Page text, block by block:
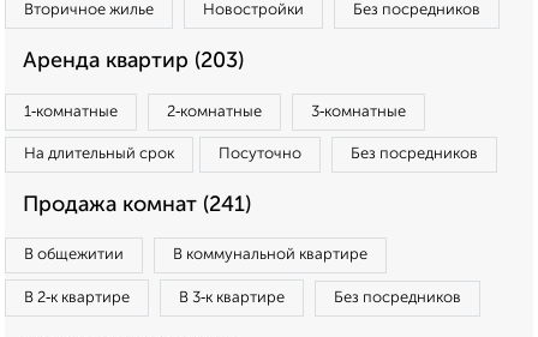
Вторичное жилье Новостройки Без посредников
Аренда квартир (203)
1‑комнатные 2‑комнатные 3‑комнатные
На длительный срок Посуточно Без посредников
Продажа комнат (241)
В общежитии В коммунальной квартире
В 2‑к квартире В 3‑к квартире Без посредников